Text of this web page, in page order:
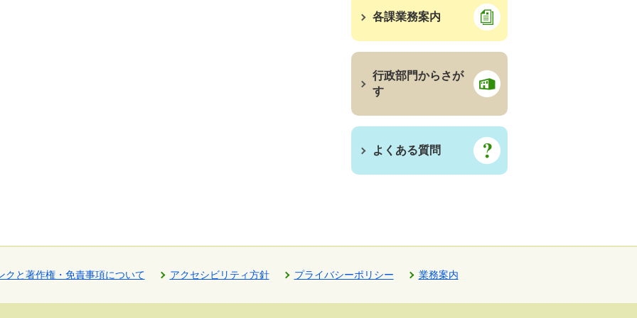
各課業務案内
行政部門からさが
す
よくある質問
クと著作権・免責事項について アクセシビリティ方針 プライバシーポリシー 業務案内